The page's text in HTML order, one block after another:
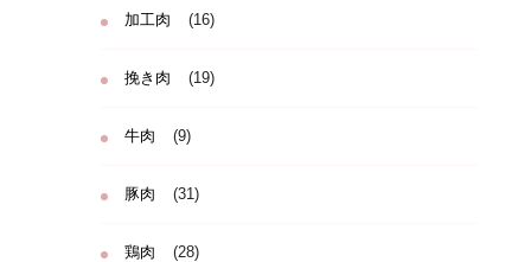
加工肉 (16)
挽き肉 (19)
牛肉 (9)
豚肉 (31)
鶏肉 (28)